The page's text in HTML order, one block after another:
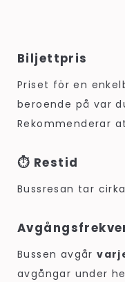
Biljettpris
Priset för en
beroende på var
Rekommenderar
⏱️ Restid
Bussresan tar cirka
Bussen avgår
avgångar under